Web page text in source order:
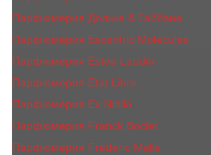
Парфюмерия Дольче & Габбана
Парфюмерия Escentric Molecules
Парфюмерия Estee Lаudеr
Парфюмерия Etat Libre
Парфюмерия Ex Nihilo
Парфюмерия Franck Boclet
Парфюмерия Frеderic Mаlle